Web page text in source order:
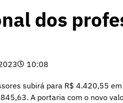
dos
10:08
subirá para R$ 4.420,55
A portaria com o novo